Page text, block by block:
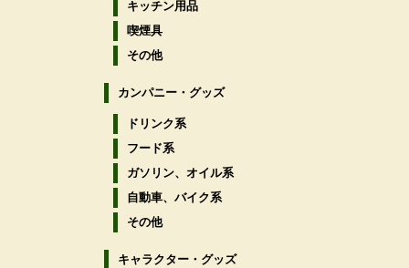
キッチン用品
喫煙具
その他
カンパニー・グッズ
ドリンク系
フード系
ガソリン、オイル系
自動車、バイク系
その他
キャラクター・グッズ